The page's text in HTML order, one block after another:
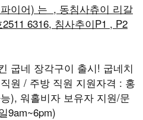
이어) 는 , 동침사츄이 리갈
6316, 침사추이P1 , P2
굽네 장각구이 출시! 굽네치
원 / 주방 직원 지원자격 : 홍
), 워홀비자 보유자 지원/문
9am~6pm)